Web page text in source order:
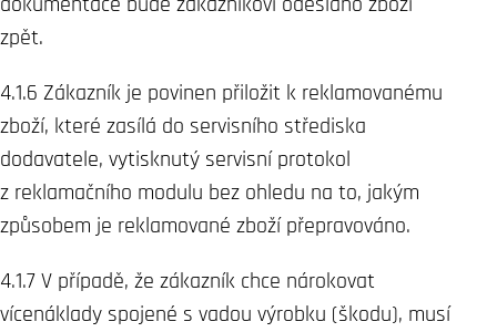
zpět.
4.1.6 Zákazník je povinen přiložit k reklamovanému
zboží, které zasílá do servisního střediska
dodavatele, vytisknutý servisní protokol
z reklamačního modulu bez ohledu na to, jakým
způsobem je reklamované zboží přepravováno.
4.1.7 V případě, že zákazník chce nárokovat
vícenáklady spojené s vadou výrobku (škodu), musí